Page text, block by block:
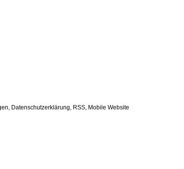
, Datenschutzerklärung, RSS,